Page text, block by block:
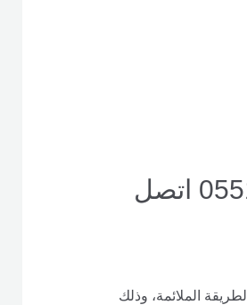
شركة تنظيف مساجد بحائل – 0551154864 اتصل
الملائمة، وذلك